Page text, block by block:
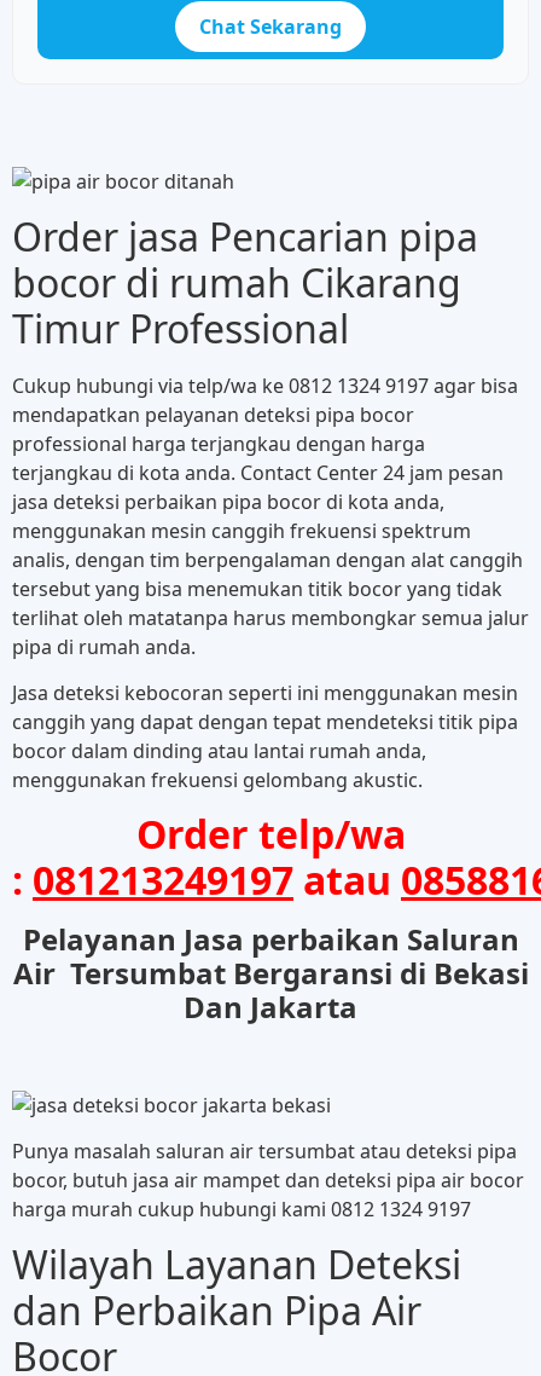
Chat Sekarang
Order jasa Pencarian pipa
bocor di rumah Cikarang
Timur Professional
Cukup hubungi via telp/wa ke 0812 1324 9197 agar bisa
mendapatkan pelayanan deteksi pipa bocor
professional harga terjangkau dengan harga
terjangkau di kota anda. Contact Center 24 jam pesan
jasa deteksi perbaikan pipa bocor di kota anda,
menggunakan mesin canggih frekuensi spektrum
analis, dengan tim berpengalaman dengan alat canggih
tersebut yang bisa menemukan titik bocor yang tidak
terlihat oleh matatanpa harus membongkar semua jalur
pipa di rumah anda.
Jasa deteksi kebocoran seperti ini menggunakan mesin
canggih yang dapat dengan tepat mendeteksi titik pipa
bocor dalam dinding atau lantai rumah anda,
menggunakan frekuensi gelombang akustic.
Order telp/wa
: 081213249197 atau
Pelayanan Jasa perbaikan Saluran
Air Tersumbat Bergaransi di Bekasi
Dan Jakarta
Punya masalah saluran air tersumbat atau deteksi pipa
bocor, butuh jasa air mampet dan deteksi pipa air bocor
harga murah cukup hubungi kami 0812 1324 9197
Wilayah Layanan Deteksi
dan Perbaikan Pipa Air
Bocor